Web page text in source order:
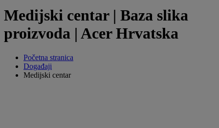
Medijski centar | Baza slika
proizvoda | Acer Hrvatska
Početna stranica
Događaji
Medijski centar